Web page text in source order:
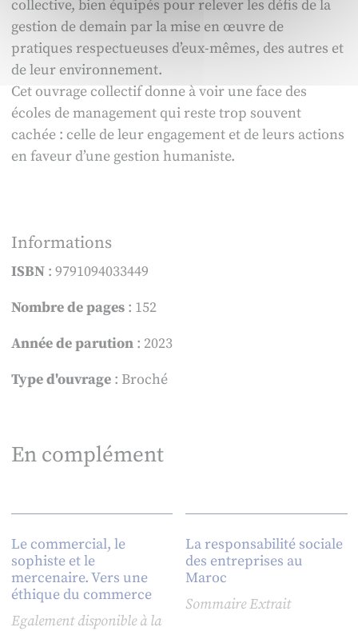
collective, bien équipés pour relever les défis de la
gestion de demain par la mise en œuvre de
pratiques respectueuses d’eux-mêmes, des autres et
de leur environnement.
Cet ouvrage collectif donne à voir une face des
écoles de management qui reste trop souvent
cachée : celle de leur engagement et de leurs actions
en faveur d’une gestion humaniste.
Informations
ISBN: 9791094033449
Nombre de pages: 152
Année de parution: 2023
Type d'ouvrage: Broché
En complément
Le commercial, le
sophiste et le
mercenaire. Vers une
éthique du commerce
Egalement disponible à la
La responsabilité sociale
des entreprises au
Maroc
SommaireExtrait